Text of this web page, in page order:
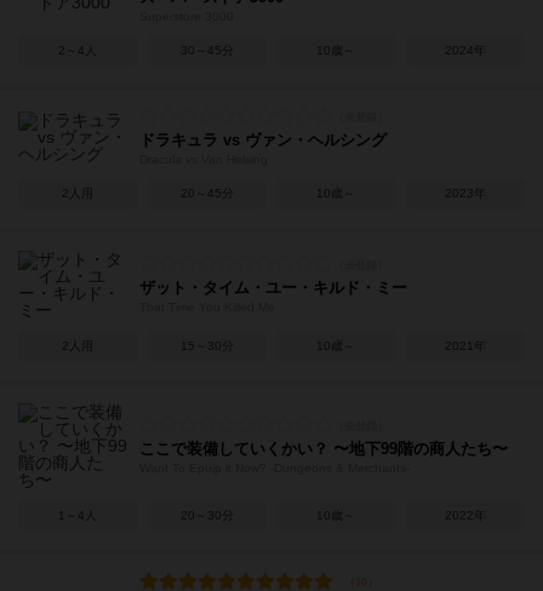
2～4人 30～45分 10歳～ 2024年
ドラキュラ vs ヴァン・ヘルシング
2人用 20～45分 10歳～ 2023年
ザット・タイム・ユー・キルド・ミー
2人用 15～30分 10歳～ 2021年
ここで装備していくかい？ 〜地下99階の商人たち〜
1～4人 20～30分 10歳～ 2022年